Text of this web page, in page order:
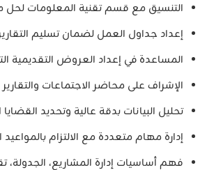
التنسيق مع قسم تقنية المعلومات لحل
إعداد جداول العمل لضمان تسليم التقارير
المساعدة في إعداد العروض التقديمية
الإشراف على محاضر الاجتماعات
تحليل البيانات بدقة عالية وتحديد
إدارة مهام متعددة مع الالتزام بالمواعيد
فهم أساسيات إدارة المشاريع، الجدولة،